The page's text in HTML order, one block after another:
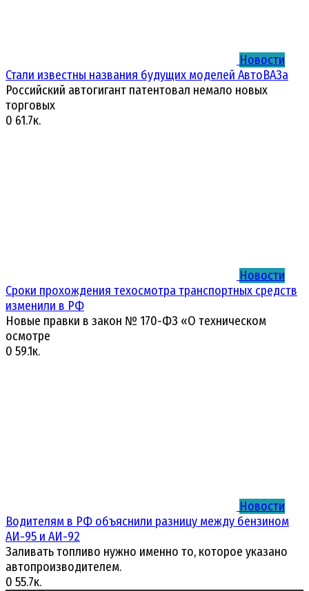
Новости
Стали известны названия будущих моделей АвтоВАЗа
Российский автогигант патентовал немало новых
торговых
0 61.7к.
Новости
Сроки прохождения техосмотра транспортных средств
изменили в РФ
Новые правки в закон № 170-ФЗ «О техническом
осмотре
0 59.1к.
Новости
Водителям в РФ объяснили разницу между бензином
АИ-95 и АИ-92
Заливать топливо нужно именно то, которое указано
автопроизводителем.
0 55.7к.